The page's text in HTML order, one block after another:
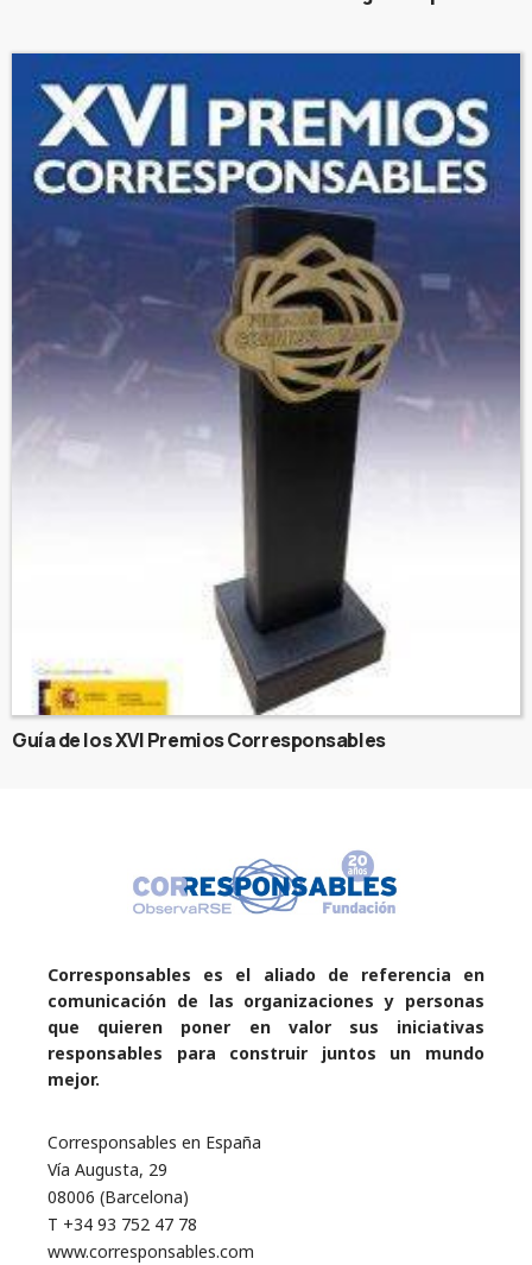
Guía de los XVI Premios Corresponsables
Corresponsables es el aliado de referencia en
comunicación de las organizaciones y personas
que quieren poner en valor sus iniciativas
responsables para construir juntos un mundo
mejor.
Corresponsables en España
Vía Augusta, 29
08006 (Barcelona)
T +34 93 752 47 78
www.corresponsables.com